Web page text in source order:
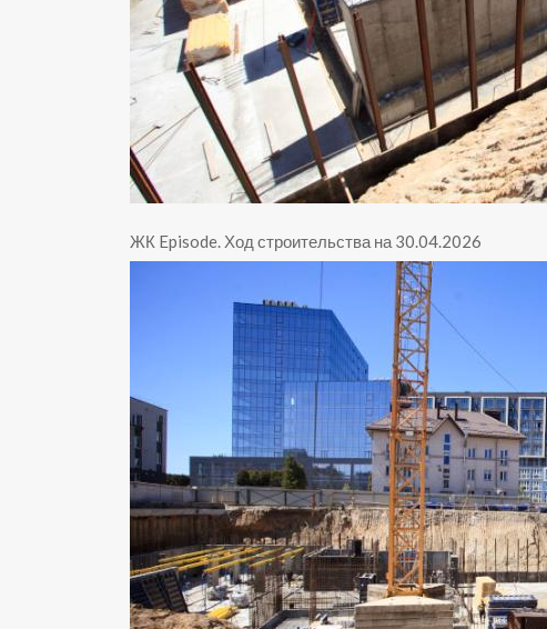
ЖК Episode. Ход строительства на 30.04.2026